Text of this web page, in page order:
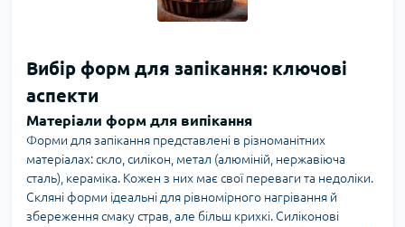
Вибір форм для запікання: ключові
аспекти
Матеріали форм для випікання
Форми для запікання представлені в різноманітних
матеріалах: скло, силікон, метал (алюміній, нержавіюча
сталь), кераміка. Кожен з них має свої переваги та недоліки.
Скляні форми ідеальні для рівномірного нагрівання й
збереження смаку страв, але більш крихкі. Силіконові